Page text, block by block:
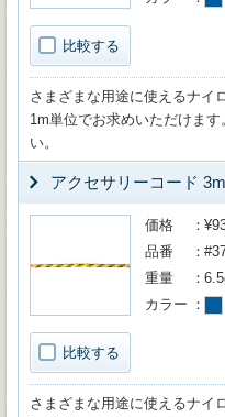
比較する
さまざまな用途に使えるナイ
1m単位でお求めいただけま
い。
アクセサリーコード
比較する
価格
品番
重量
カラー
さまざまな用途に使えるナイ